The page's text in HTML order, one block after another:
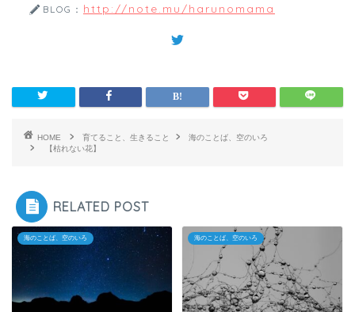
BLOG： http://note.mu/harunomama
HOME 育てること、生きること
海のことば、空のいろ
【枯れない花】
RELATED POST
海のことば、空のいろ 海のことば、空のいろ